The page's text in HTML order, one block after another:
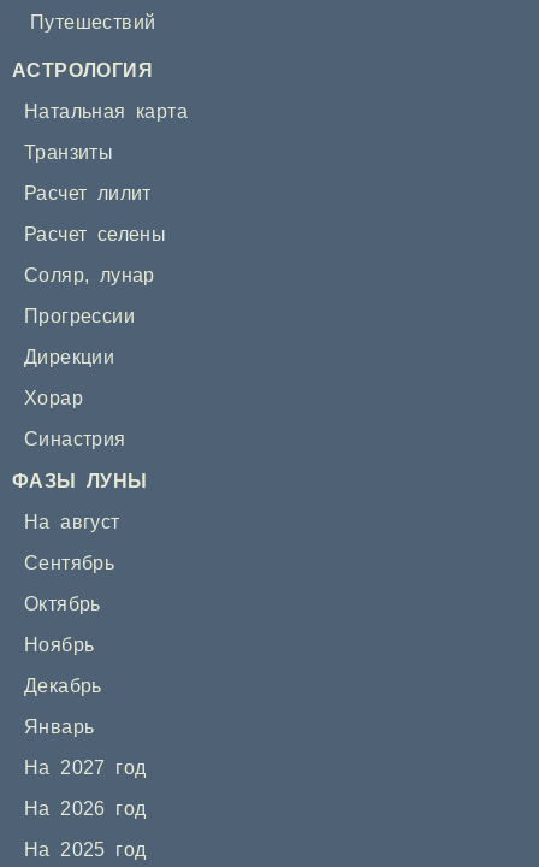
Путешествий
АСТРОЛОГИЯ
Натальная карта
Транзиты
Расчет лилит
Расчет селены
Соляр, лунар
Прогрессии
Дирекции
Хорар
Синастрия
ФАЗЫ ЛУНЫ
На август
Сентябрь
Октябрь
Ноябрь
Декабрь
Январь
На 2027 год
На 2026 год
На 2025 год